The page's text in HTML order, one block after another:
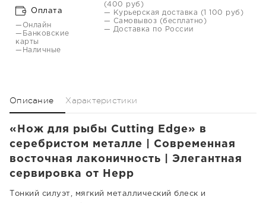
Оплата
—Онлайн
—Банковские
карты
—Наличные
(400 руб)
— Курьерская доставка (1 100 руб)
— Самовывоз (бесплатно)
— Доставка по России
Описание Характеристики
«Нож для рыбы Cutting Edge» в
серебристом металле | Современная
восточная лаконичность | Элегантная
сервировка от Hepp
Тонкий силуэт, мягкий металлический блеск и